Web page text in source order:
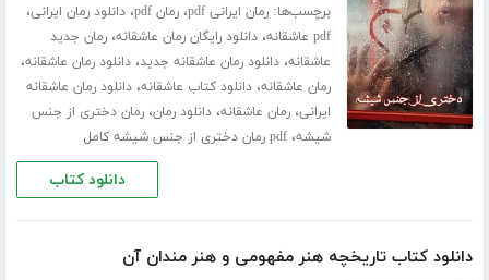
برچسب‌ها:رمان ایرانی pdf ،رمان pdf ،دانلود رمان ایرانی،
pdf عاشقانه ،دانلود رایگان رمان عاشقانه،رمان جدید
عاشقانه،دانلود رمان عاشقانه جدید،دانلود رمان عاشقانه،
رمان عاشقانه،دانلود کتاب عاشقانه،دانلود رمان عاشقانه
ایرانی،رمان عاشقانه،دانلود رمان،رمان دختری از جنس
شیشه،pdf رمان دختری از جنس شیشه کامل
دانلود کتاب
دانلود کتاب تاريخچه هنر مفهومی و هنر مندان آن